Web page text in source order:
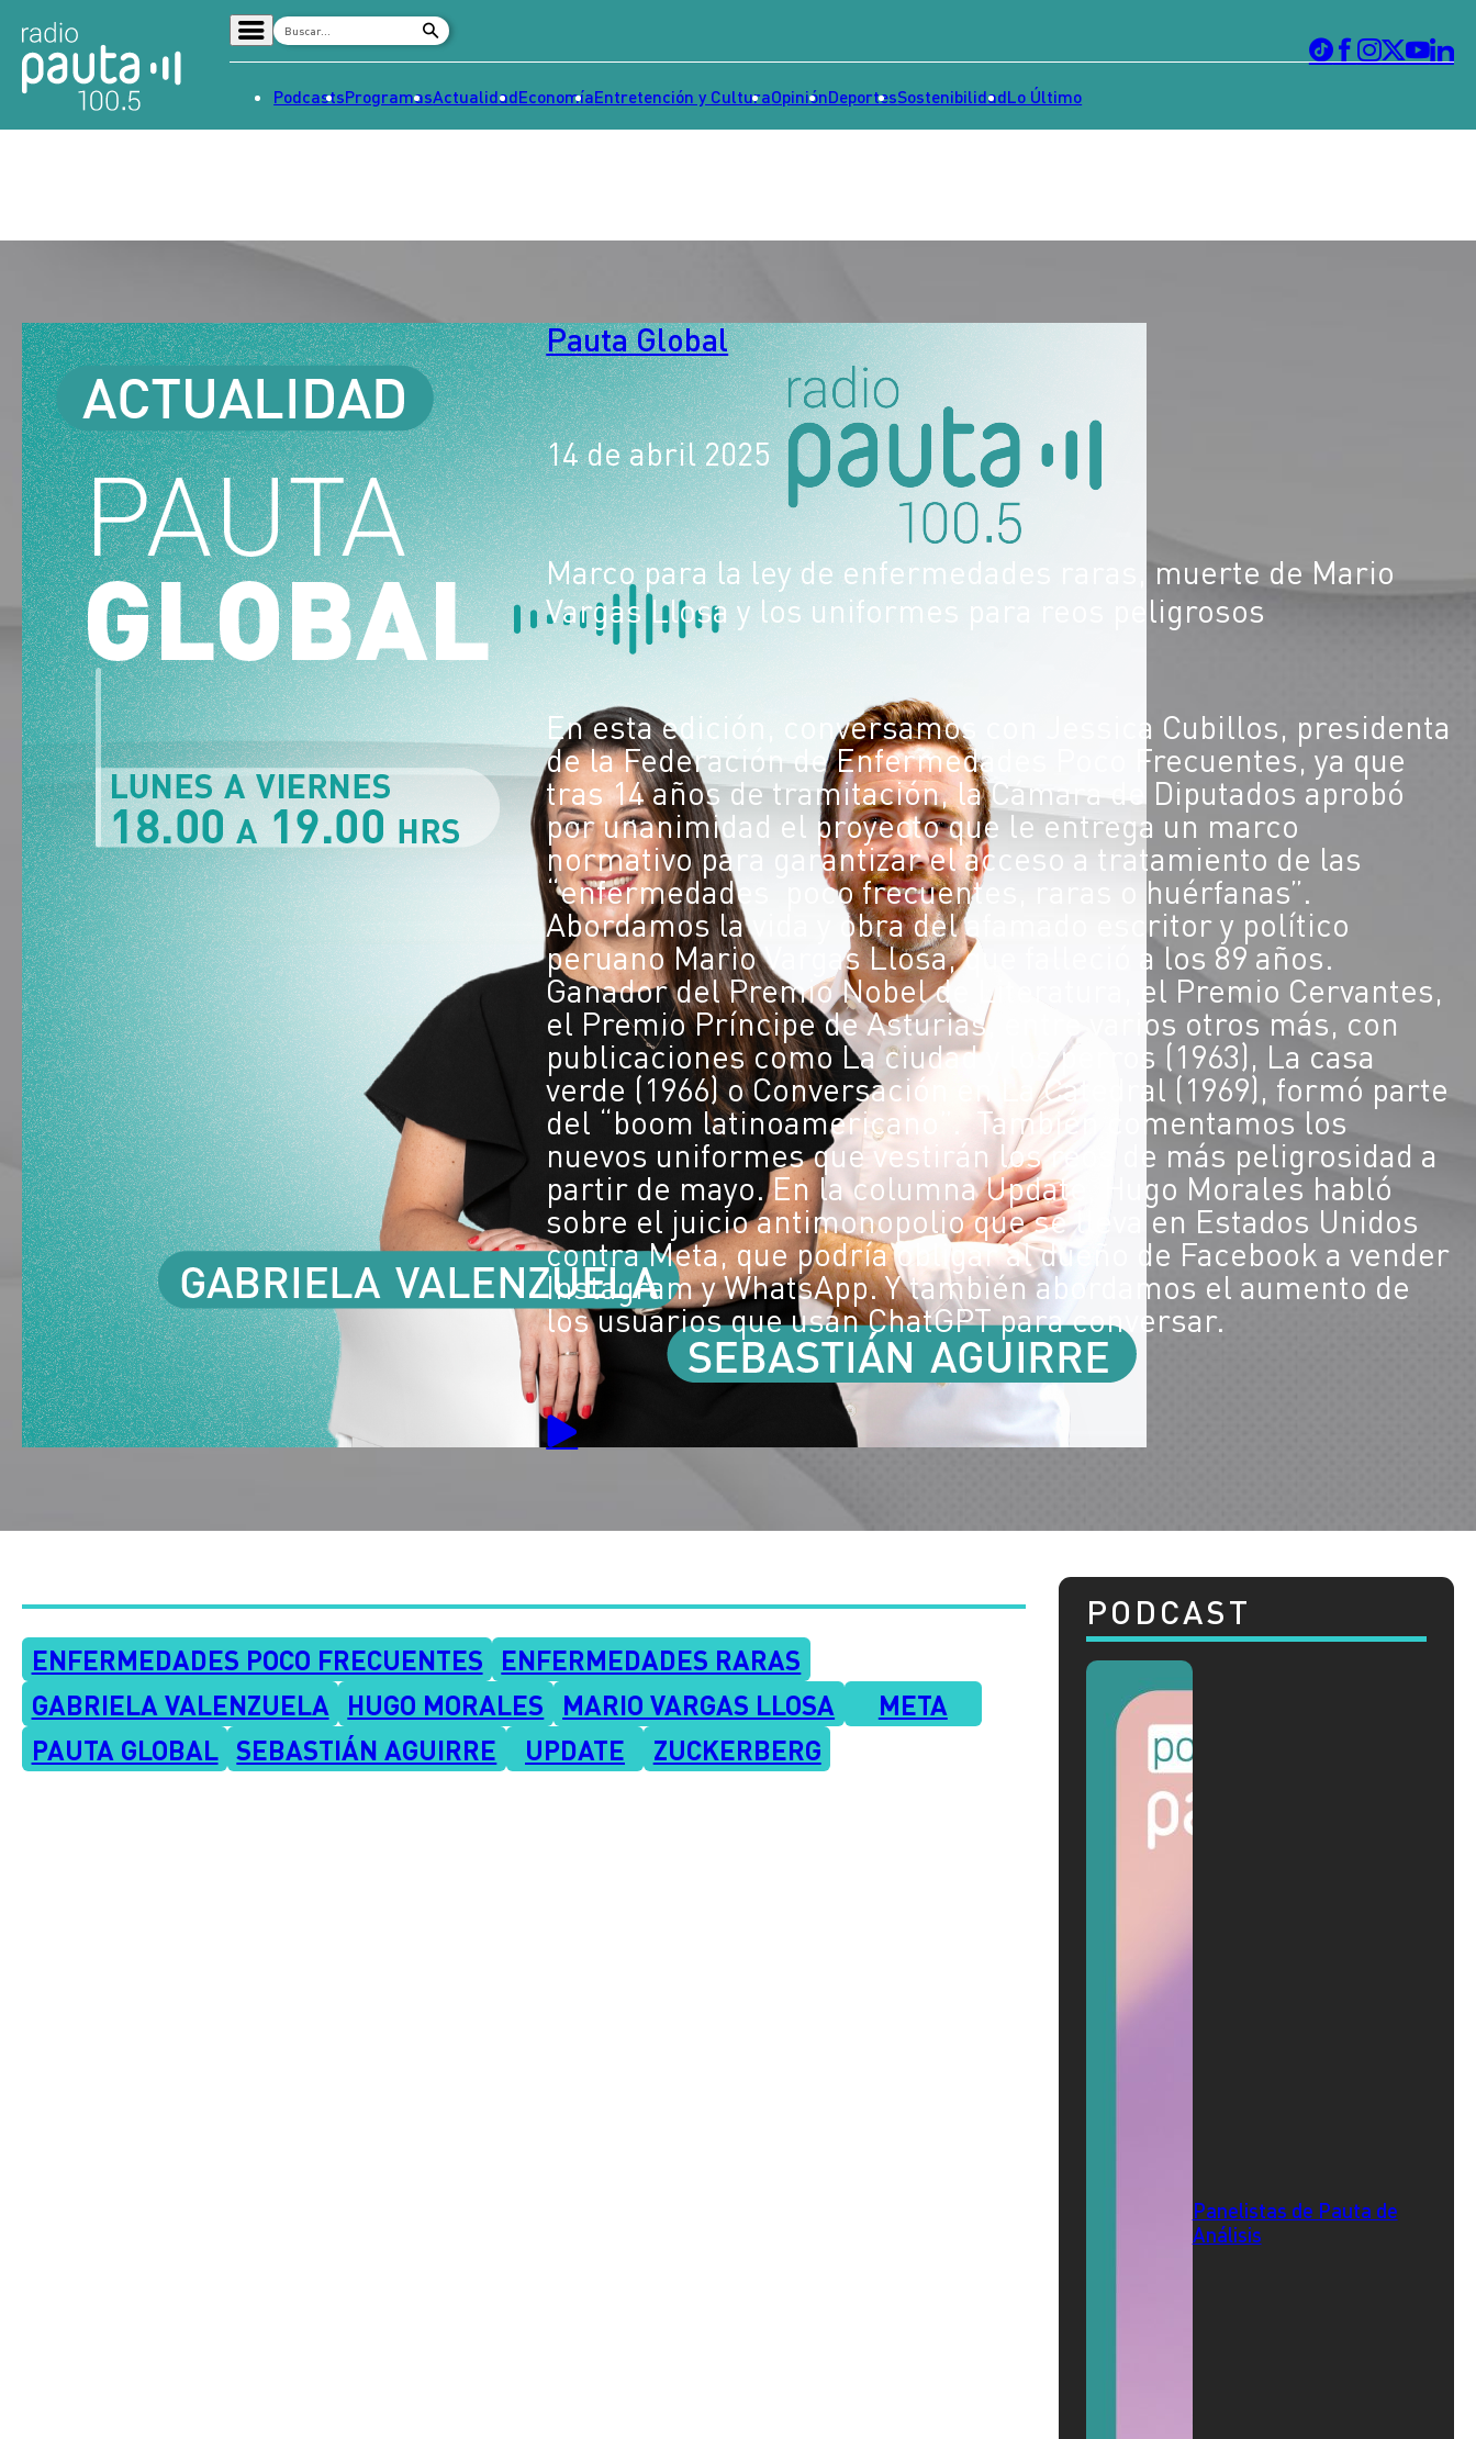
Señal 2
Dato en Pauta
Contenido Patrocinado
PodcastsProgramasActualidadEconomíaEntretención y CulturaOpiniónDeportesSostenibilidadLo Último
Pauta Global
14 de abril 2025
Marco para la ley de enfermedades raras, muerte de Mario
Vargas Llosa y los uniformes para reos peligrosos
En esta edición, conversamos con Jessica Cubillos, presidenta
de la Federación de Enfermedades Poco Frecuentes, ya que
tras 14 años de tramitación, la Cámara de Diputados aprobó
por unanimidad el proyecto que le entrega un marco
normativo para garantizar el acceso a tratamiento de las
“enfermedades poco frecuentes, raras o huérfanas”.
Abordamos la vida y obra del afamado escritor y político
peruano Mario Vargas Llosa, que falleció a los 89 años.
Ganador del Premio Nobel de Literatura, el Premio Cervantes,
el Premio Príncipe de Asturias, entre varios otros más, con
publicaciones como La ciudad y los perros (1963), La casa
verde (1966) o Conversación en La Catedral (1969), formó parte
del “boom latinoamericano”. También comentamos los
nuevos uniformes que vestirán los reos de más peligrosidad a
partir de mayo. En la columna Update, Hugo Morales habló
sobre el juicio antimonopolio que se lleva en Estados Unidos
contra Meta, que podría obligar al dueño de Facebook a vender
Instagram y WhatsApp. Y también abordamos el aumento de
los usuarios que usan ChatGPT para conversar.
ENFERMEDADES POCO FRECUENTES
ENFERMEDADES RARAS
GABRIELA VALENZUELA
HUGO MORALES MARIO VARGAS LLOSA
META
PAUTA GLOBAL SEBASTIÁN AGUIRRE UPDATE ZUCKERBERG
PODCAST
Panelistas de Pauta de
Análisis